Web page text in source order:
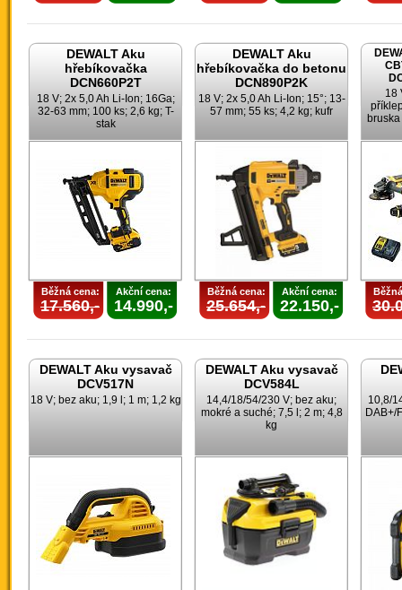
DEWALT Aku
hřebíkovačka
DCN660P2T
18 V; 2x 5,0 Ah Li-Ion; 16Ga;
32-63 mm; 100 ks; 2,6 kg; T-
stak
Běžná cena:
17.560,-
Akční cena:
14.990,-
DEWALT Aku
hřebíkovačka do betonu
DCN890P2K
18 V; 2x 5,0 Ah Li-Ion; 15°; 13-
57 mm; 55 ks; 4,2 kg; kufr
Běžná cena:
25.654,-
Akční cena:
22.150,-
18
DEWALT Aku vysavač
DCV517N
18 V; bez aku; 1,9 l; 1 m; 1,2 kg
DEWALT Aku vysavač
DCV584L
14,4/18/54/230 V; bez aku;
mokré a suché; 7,5 l; 2 m; 4,8
kg
10,8/
DAB+/